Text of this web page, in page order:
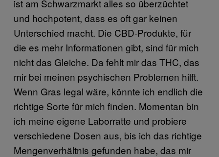
ist am Schwarzmarkt alles so überzüchtet
und hochpotent, dass es oft gar keinen
Unterschied macht. Die CBD-Produkte, für
die es mehr Informationen gibt, sind für mich
nicht das Gleiche. Da fehlt mir das THC, das
mir bei meinen psychischen Problemen hilft.
Wenn Gras legal wäre, könnte ich endlich die
richtige Sorte für mich finden. Momentan bin
ich meine eigene Laborratte und probiere
verschiedene Dosen aus, bis ich das richtige
Mengenverhältnis gefunden habe, das mir